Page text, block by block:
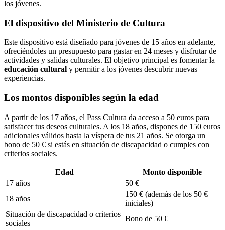
los jóvenes.
El dispositivo del Ministerio de Cultura
Este dispositivo está diseñado para jóvenes de 15 años en adelante,
ofreciéndoles un presupuesto para gastar en 24 meses y disfrutar de
actividades y salidas culturales. El objetivo principal es fomentar la
educación cultural y permitir a los jóvenes descubrir nuevas
experiencias.
Los montos disponibles según la edad
A partir de los 17 años, el Pass Cultura da acceso a 50 euros para
satisfacer tus deseos culturales. A los 18 años, dispones de 150 euros
adicionales válidos hasta la víspera de tus 21 años. Se otorga un
bono de 50 € si estás en situación de discapacidad o cumples con
criterios sociales.
Edad
Monto disponible
17 años
50 €
18 años
150 € (además de los 50 €
iniciales)
Situación de discapacidad o criterios
sociales
Bono de 50 €